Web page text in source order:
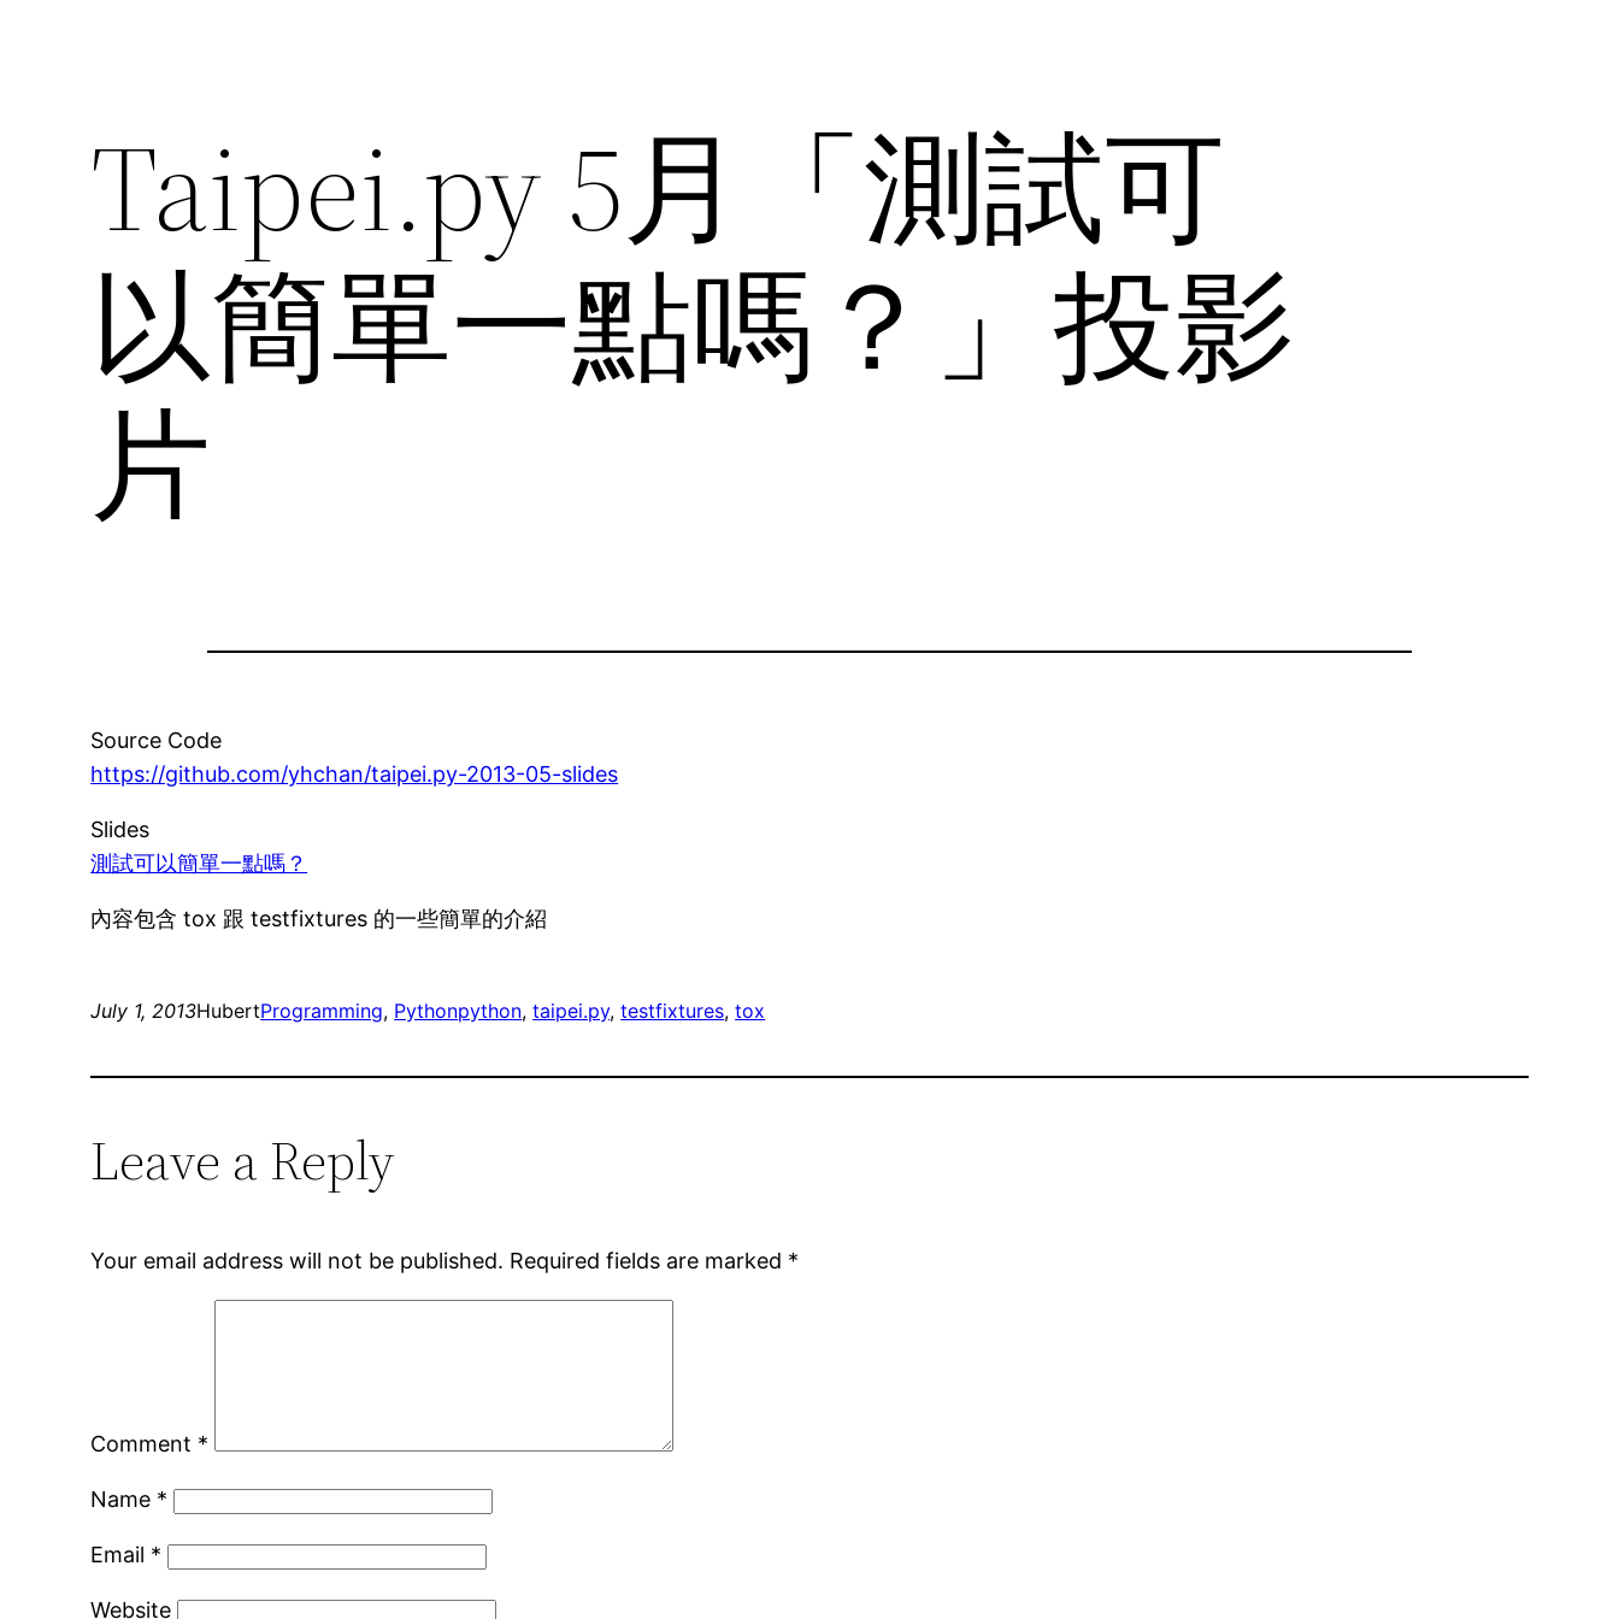
Taipei.py 5月「測試可
以簡單一點嗎？」投影
片
Source Code
https://github.com/yhchan/taipei.py-2013-05-slides
Slides
測試可以簡單一點嗎？
內容包含 tox 跟 testfixtures 的一些簡單的介紹
July 1, 2013HubertProgramming, Pythonpython, taipei.py, testfixtures, tox
Leave a Reply
Your email address will not be published. Required fields are marked *
Comment *
Name *
Email *
Website